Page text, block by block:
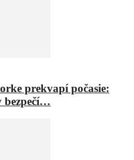
prekvapí počasie:
bezpečí…